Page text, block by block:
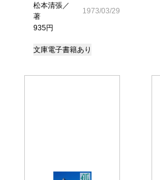
松本清張／
著
935円
1973/03/29
文庫電子書籍あり